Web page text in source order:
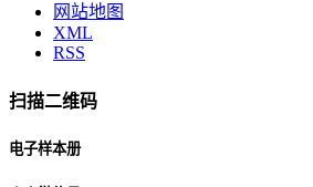
网站地图
XML
RSS
扫描二维码
电子样本册